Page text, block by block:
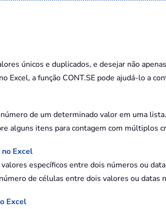
únicos e duplicados, e desejar não
Excel, a função CONT.SE pode ajudá-lo a
de um determinado valor em uma
alguns itens para contagem com múltiplos
Excel
específicos entre dois números ou
de células entre dois valores ou datas
Excel